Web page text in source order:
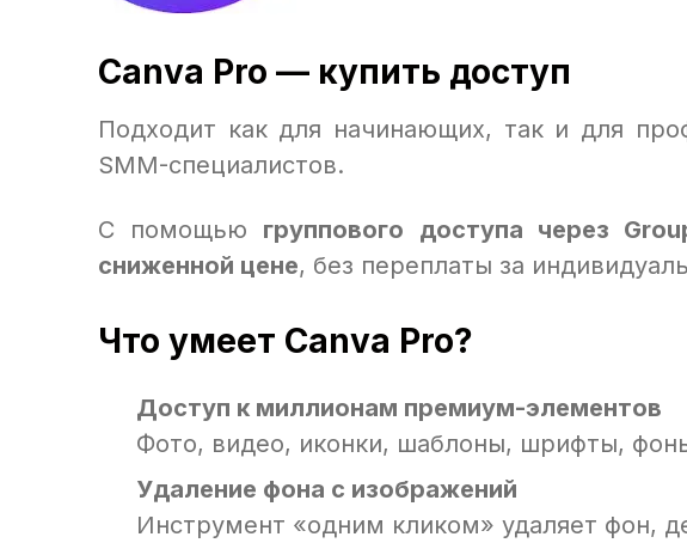
Canva Pro — купить доступ
Подходит как для начинающих, так и для
SMM-специалистов.
С помощью группового доступа через
сниженной цене, без переплаты за
Что умеет Canva Pro?
Доступ к миллионам премиум-элементов
Фото, видео, иконки, шаблоны, шрифты,
Удаление фона с изображений
Инструмент «одним кликом» удаляет фон,